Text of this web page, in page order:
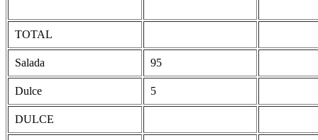
TOTAL
Salada 95
Dulce 5
DULCE